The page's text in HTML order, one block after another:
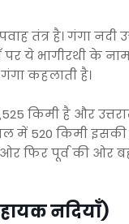
तंत्र है। गंगा
पर ये भागीरथी के
कहलाती है।
किमी है और
में 520 किमी इसकी
ओर फिर पूर्व की ओर
नदियाँ)